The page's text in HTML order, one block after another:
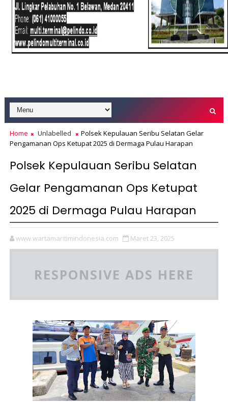
Home Unlabelled
Polsek Kepulauan Seribu Selatan Gelar
Pengamanan Ops Ketupat 2025 di Dermaga Pulau Harapan
Polsek Kepulauan Seribu Selatan
Gelar Pengamanan Ops Ketupat
2025 di Dermaga Pulau Harapan
www.wartamaritimindonesia.com Maret 23, 2025
RESPONSIVE ADS HERE